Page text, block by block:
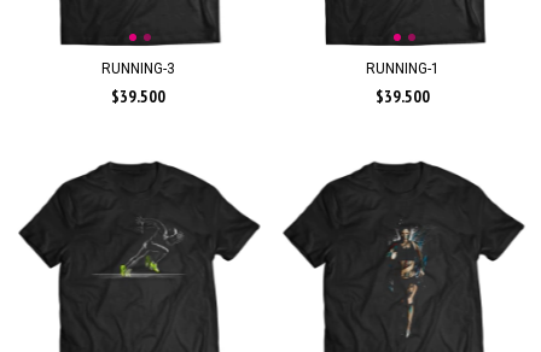
RUNNING-3
$39.500
RUNNING-1
$39.500